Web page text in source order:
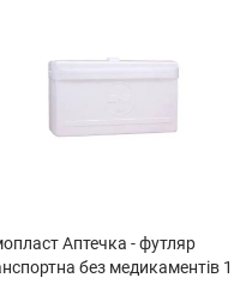
Аптечка - футляр
без медикаментів 1